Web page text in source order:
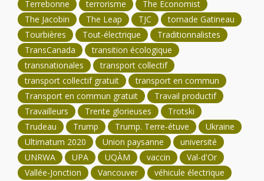
Terrebonne
terrorisme
The Economist
The Jacobin
The Leap TJC
tornade Gatineau
Tourbières
Tout-électrique
Traditionnalistes
TransCanada
transition écologique
transnationales
transport collectif
transport collectif gratuit
transport en commun
Transport en commun gratuit
Travail productif
Travailleurs
Trente glorieuses
Trotski
Trudeau
Trump Trump. Terre-étuve
Ukraine
Ultimatum 2020
Union paysanne
université
UNRWA
UPA UQÀM vaccin
Val-d'Or
Vallée-Jonction
Vancouver
véhicule électrique